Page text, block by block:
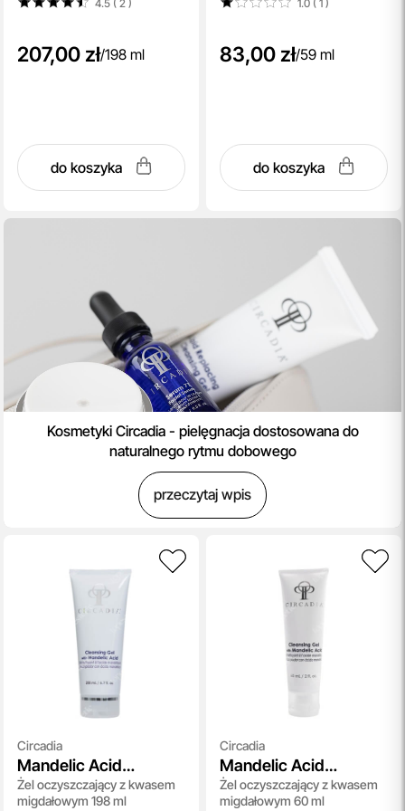
4.5 ( 2 )
207,00 zł/198 ml
do koszyka
1.0 ( 1 )
83,00 zł/59 ml
do koszyka
Kosmetyki Circadia - pielęgnacja dostosowana do
naturalnego rytmu dobowego
przeczytaj wpis
Circadia
Mandelic Acid
Cleansing Gel
Żel oczyszczający z kwasem
migdałowym 198 ml
Circadia
Mandelic Acid
Cleansing Gel Travel
Żel oczyszczający z kwasem
migdałowym 60 ml